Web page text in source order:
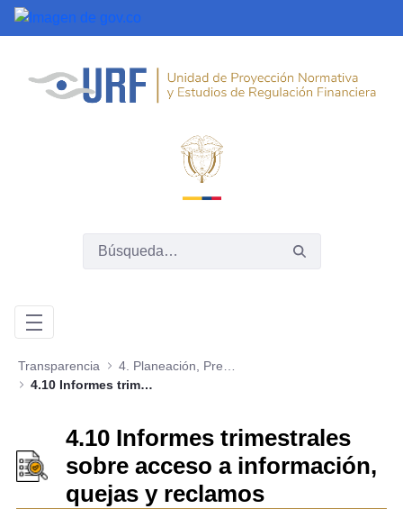
Saltar al contenido principal
Transparencia
4.10 Informes trimestrales sobre acceso a información, quejas y reclamos
4.10 Informes trimestrales
sobre acceso a información,
quejas y reclamos